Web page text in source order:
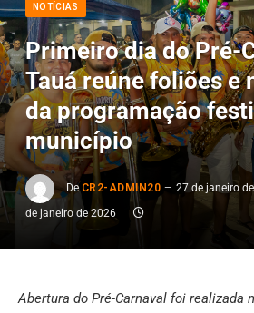
NOTÍCIAS
Primeiro dia do Pré-
Tauá reúne foliões e
da programação
município
De CR2-ADMIN20 27 de janeiro
de janeiro de 2026
Abertura do Pré-Carnaval foi realizada